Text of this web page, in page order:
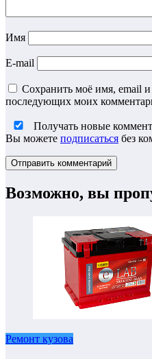
Имя
E-mail
Сохранить моё имя, email и
последующих моих
Получать новые
Вы можете подписаться без
Возможно, вы
Ремонт кузова